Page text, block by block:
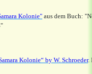
Kolonie"aus dem Buch:
Kolonie“ by W. Schroeder.